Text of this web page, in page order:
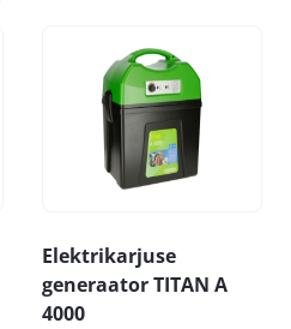
Elektrikarjuse
generaator TITAN A
4000